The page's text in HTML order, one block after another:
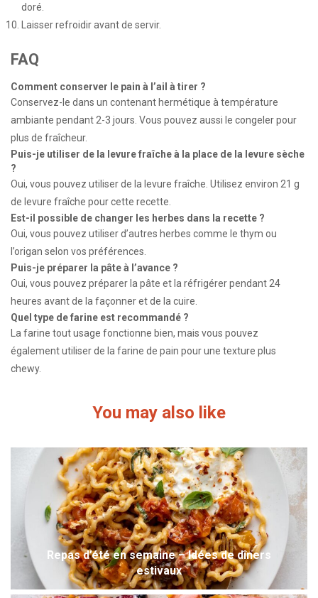
doré.
Laisser refroidir avant de servir.
FAQ
Comment conserver le pain à l’ail à tirer ?
Conservez-le dans un contenant hermétique à température
ambiante pendant 2-3 jours. Vous pouvez aussi le congeler pour
plus de fraîcheur.
Puis-je utiliser de la levure fraîche à la place de la levure sèche
?
Oui, vous pouvez utiliser de la levure fraîche. Utilisez environ 21 g
de levure fraîche pour cette recette.
Est-il possible de changer les herbes dans la recette ?
Oui, vous pouvez utiliser d’autres herbes comme le thym ou
l’origan selon vos préférences.
Puis-je préparer la pâte à l’avance ?
Oui, vous pouvez préparer la pâte et la réfrigérer pendant 24
heures avant de la façonner et de la cuire.
Quel type de farine est recommandé ?
La farine tout usage fonctionne bien, mais vous pouvez
également utiliser de la farine de pain pour une texture plus
chewy.
You may also like
Repas d’été en semaine – Idées de dîners
estivaux